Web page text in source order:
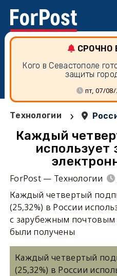
СРОЧНО
Кого в Севастополе
защиты
пт, 07/
Технологии ›
Каждый
ForPost — Технологии
Каждый четвертый
(25,32%) в России
с зарубежным
были получены
Каждый четвертый
(25,32%) в России